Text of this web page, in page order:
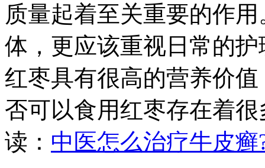
质量起着至关重要的作
体，更应该重视日常的
红枣具有很高的营养价
否可以食用红枣存在着
读： 中医怎么治疗牛皮癣